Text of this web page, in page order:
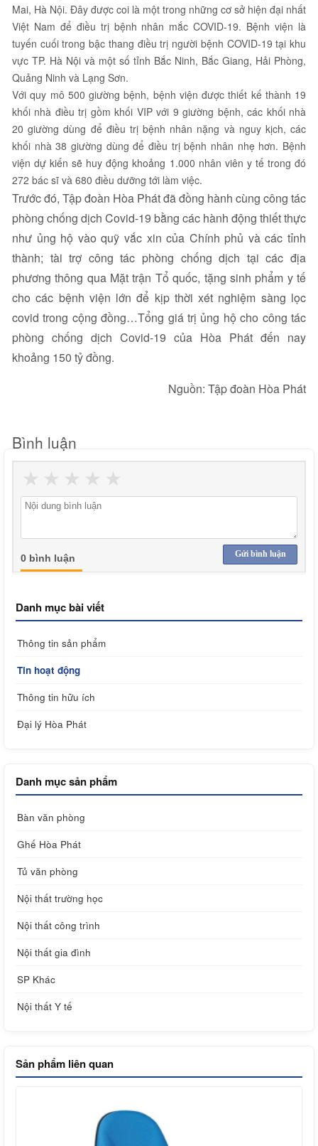
Mai, Hà Nội. Đây được coi là một trong những cơ sở hiện đại nhất
Việt Nam để điều trị bệnh nhân mắc COVID-19. Bệnh viện là
tuyến cuối trong bậc thang điều trị người bệnh COVID-19 tại khu
vực TP. Hà Nội và một số tỉnh Bắc Ninh, Bắc Giang, Hải Phòng,
Quảng Ninh và Lạng Sơn.
Với quy mô 500 giường bệnh, bệnh viện được thiết kế thành 19
khối nhà điều trị gồm khối VIP với 9 giường bệnh, các khối nhà
20 giường dùng để điều trị bệnh nhân nặng và nguy kịch, các
khối nhà 38 giường dùng để điều trị bệnh nhân nhẹ hơn. Bệnh
viện dự kiến sẽ huy động khoảng 1.000 nhân viên y tế trong đó
272 bác sĩ và 680 điều dưỡng tới làm việc.
Trước đó, Tập đoàn Hòa Phát đã đồng hành cùng công tác
phòng chống dịch Covid-19 bằng các hành động thiết thực
như ủng hộ vào quỹ vắc xin của Chính phủ và các tỉnh
thành; tài trợ công tác phòng chống dịch tại các địa
phương thông qua Mặt trận Tổ quốc, tặng sinh phẩm y tế
cho các bệnh viện lớn để kịp thời xét nghiệm sàng lọc
covid trong cộng đồng…Tổng giá trị ủng hộ cho công tác
phòng chống dịch Covid-19 của Hòa Phát đến nay
khoảng 150 tỷ đồng.
Nguồn: Tập đoàn Hòa Phát
Bình luận
★
★
★
★
★
Gửi bình luận
0 bình luận
Danh mục bài viết
Thông tin sản phẩm
Tin hoạt động
Thông tin hữu ích
Đại lý Hòa Phát
Danh mục sản phẩm
Bàn văn phòng
Ghế Hòa Phát
Tủ văn phòng
Nội thất trường học
Nội thất công trình
Nội thất gia đình
SP Khác
Nội thất Y tế
Sản phẩm liên quan